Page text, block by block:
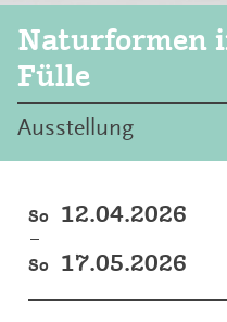
Naturformen
Fülle
Ausstellung
So 12.04.2026
–
So 17.05.2026